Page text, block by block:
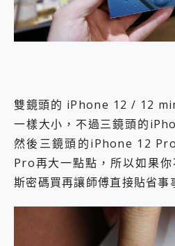
雙鏡頭的 iPhone 12 / 12
一樣大小，不過三鏡頭的
然後三鏡頭的iPhone 12
Pro再大一點點，所以如果
斯密碼買再讓師傅直接貼省事